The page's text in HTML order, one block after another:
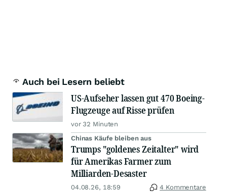
Auch bei Lesern beliebt
US-Aufseher lassen gut 470 Boeing-
Flugzeuge auf Risse prüfen
vor 32 Minuten
Chinas Käufe bleiben aus
Trumps "goldenes Zeitalter" wird
für Amerikas Farmer zum
Milliarden-Desaster
04.08.26, 18:59 4 Kommentare